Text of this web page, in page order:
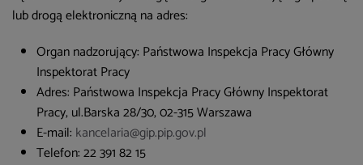
lub drogą elektroniczną na adres:
Organ nadzorujący: Państwowa Inspekcja Pracy Główny
Inspektorat Pracy
Adres: Państwowa Inspekcja Pracy Główny Inspektorat
Pracy, ul.Barska 28/30, 02-315 Warszawa
E-mail: kancelaria@gip.pip.gov.pl
Telefon: 22 391 82 15